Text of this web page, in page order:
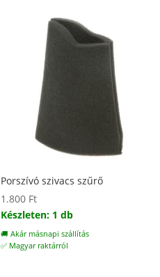
Porszívó szivacs szűrő
1.800 Ft
Készleten: 1 db
🚚 Akár másnapi szállítás
✅ Magyar raktárról